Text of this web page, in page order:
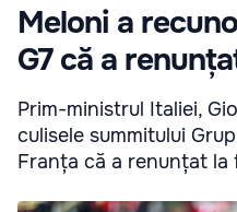
Meloni a
G7 că a
Prim-ministrul Italiei,
culisele summitului
Franța că a renunțat la